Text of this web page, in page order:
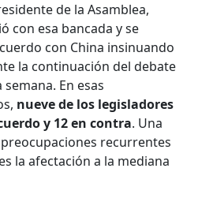
de la Asamblea,
con esa bancada y se
con China insinuando
la continuación del debate
En esas
nueve de los legisladores
y 12 en contra. Una
recurrentes
la afectación a la mediana